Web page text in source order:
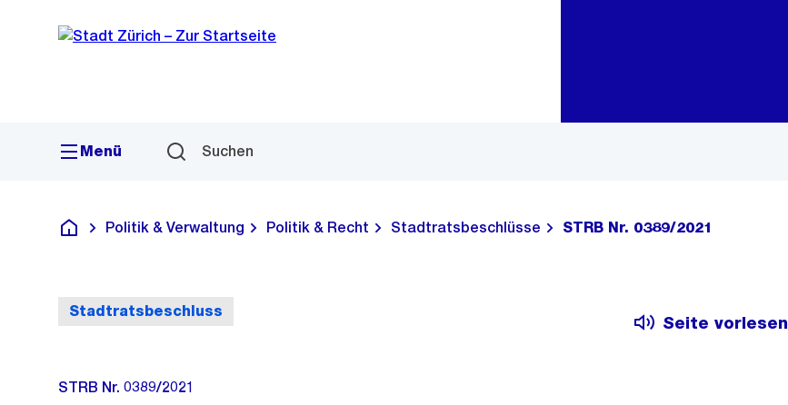
Navigation
Sprunglink
Menü Suchen
Deutsch
Politik & Verwaltung Politik & Recht Stadtratsbeschlüsse STRB Nr. 0389/2021
Stadtratsbeschluss
Seite vorlesen
STRB Nr. 0389/2021